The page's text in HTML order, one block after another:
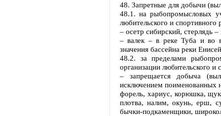
48. Запретные для добычи
48.1. на рыбопромысловых
любительского и спортивного
– осетр сибирский, стерлядь
– валек – в реке Туба и во
значения бассейна реки
48.2. за пределами
организации любительского и
– запрещается добыча
исключением поименованных
форель, хариус, корюшка,
плотва, налим, окунь, ерш,
бычки-подкаменщики,